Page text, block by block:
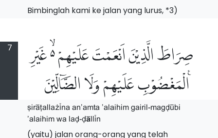
Bimbinglah kami ke jalan yang lurus, *3)
7
صِرَاطَ الَّذِيْنَ اَنْعَمْتَ عَلَيْهِمْ ەۙ غَيْرِ
#ir$Talla@%na an'amta 'alaihim Gairil-maGD^bi
'alaihim wa laD-D[ll%n
(yaitu) jalan orang-orang yang telah